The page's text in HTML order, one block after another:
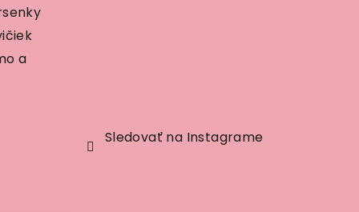
a
Sledovať na Instagrame